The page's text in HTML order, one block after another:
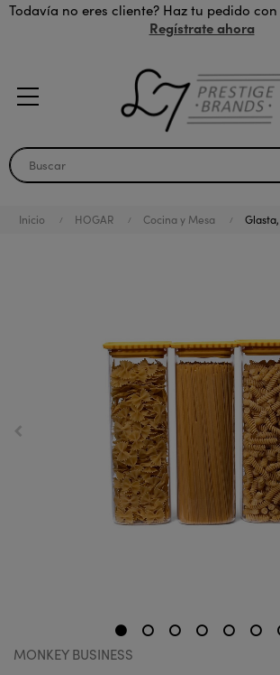
Todavía no eres cliente? Haz tu pedido
Regístrate ahora
Inicio HOGAR Cocina y Mesa
MONKEY BUSINESS